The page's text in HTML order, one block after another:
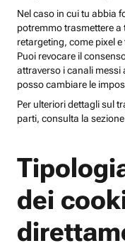
Nel caso in cui tu abbia
potremmo trasmettere
retargeting, come pixel
Puoi revocare il
attraverso i canali messi
posso cambiare le
Per ulteriori dettagli sul
parti, consulta la
dei